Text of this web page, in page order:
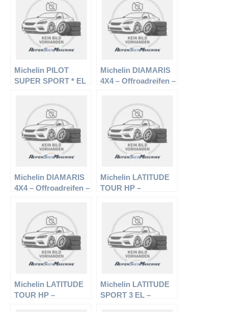
Michelin PILOT
SUPER SPORT * EL
Sommerreifen
Michelin DIAMARIS
4X4 – Offroadreifen –
Michelin DIAMARIS
4X4 – Offroadreifen –
Michelin LATITUDE
TOUR HP –
Sommerreifen
Michelin LATITUDE
TOUR HP –
Michelin LATITUDE
SPORT 3 EL –